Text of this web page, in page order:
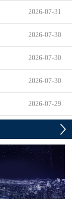
2026-07-31
2026-07-30
2026-07-30
2026-07-30
2026-07-29